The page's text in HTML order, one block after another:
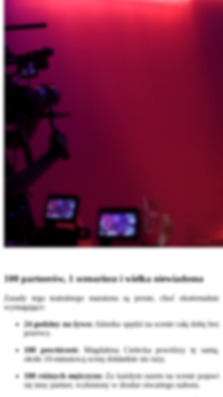
100 partnerów, 1 scenariusz i wielka niewiadoma
Zasady tego teatralnego maratonu są proste, choć ekstremalnie
wymagające:
24 godziny na żywo:Aktorka spędzi na scenie całą dobę bez
przerwy.
100 powtórzeń:Magdalena Cielecka powtórzy tę samą,
około 10-minutową scenę dokładnie sto razy.
100 różnych mężczyzn: Za każdym razem na scenie pojawi
się inny partner, wyłoniony w drodze otwartego naboru.